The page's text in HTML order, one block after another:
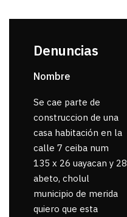
Denuncias
Nombre
Se cae parte de
construccion de una
casa habitación en la
calle 7 ceiba num
135 x 26 uayacan y 28
abeto, cholul
municipio de merida
quiero que esta